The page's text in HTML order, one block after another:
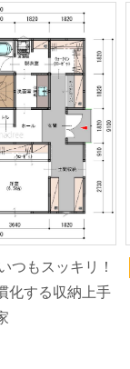
つもスッキリ！
化する収納上手